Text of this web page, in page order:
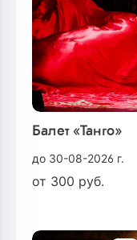
Балет «Танго»
до 30-08-2026 г.
от 300 руб.